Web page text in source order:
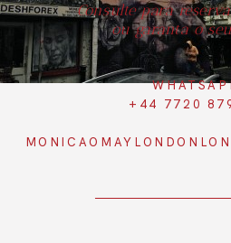
Consulte para
ou garanta o
+44 7720